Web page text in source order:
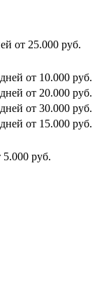
от 25.000 руб.
от 10.000 руб.
от 20.000 руб.
от 30.000 руб.
от 15.000 руб.
5.000 руб.